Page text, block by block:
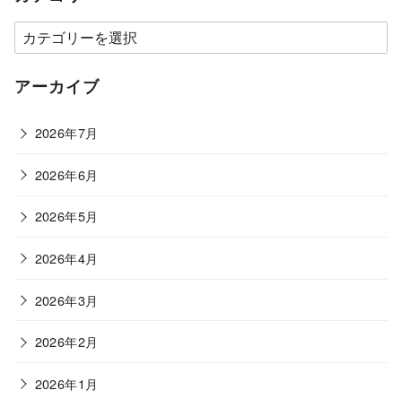
カ
テ
ゴ
ー
アーカイブ
2026年7月
2026年6月
2026年5月
2026年4月
2026年3月
2026年2月
2026年1月